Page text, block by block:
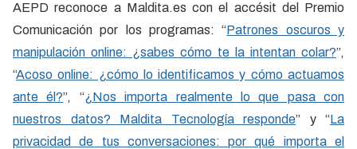
AEPD reconoce a Maldita.es con el accésit del Premio
Comunicación por los programas: “Patrones oscuros y
manipulación online: ¿sabes cómo te la intentan colar?”,
“Acoso online: ¿cómo lo identificamos y cómo actuamos
ante él?”, “¿Nos importa realmente lo que pasa con
nuestros datos? Maldita Tecnología responde” y “La
privacidad de tus conversaciones: por qué importa el